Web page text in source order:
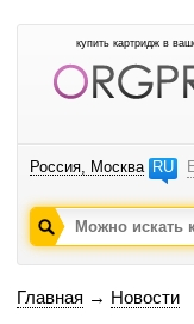
купить картридж в
Россия, Москва RU
Главная → Новости